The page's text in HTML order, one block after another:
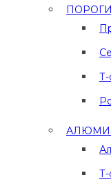
ПОРОГИ
Т-